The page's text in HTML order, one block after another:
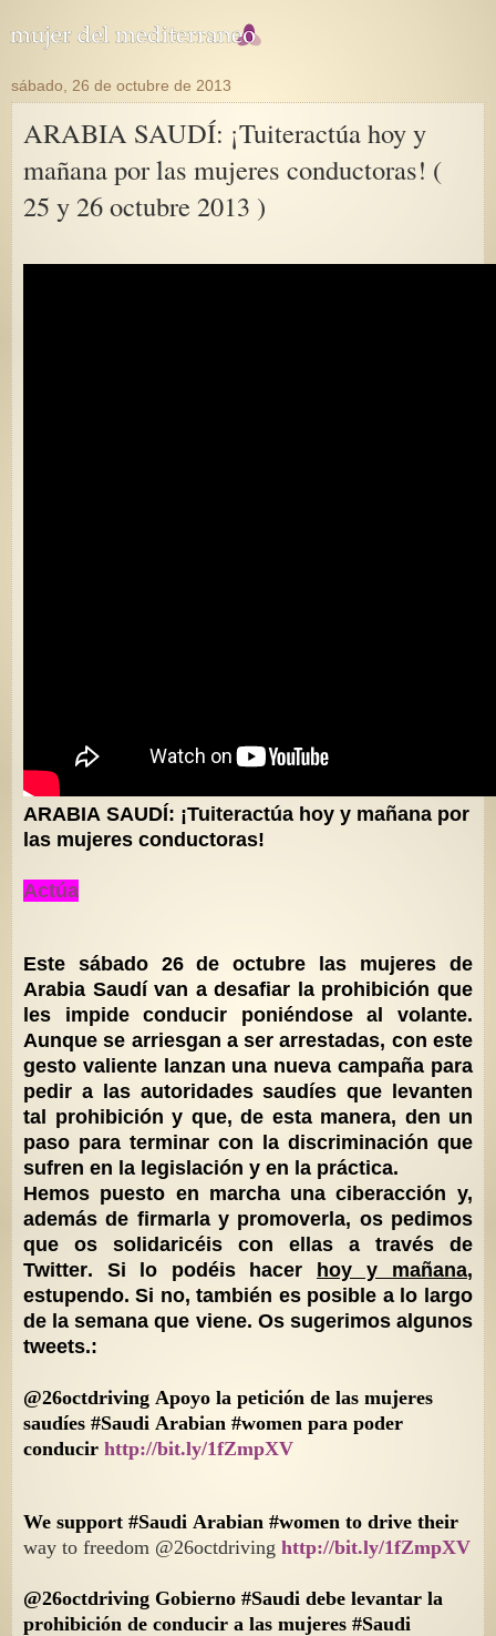
sábado, 26 de octubre de 2013
ARABIA SAUDÍ: ¡Tuiteractúa hoy y
mañana por las mujeres conductoras! (
25 y 26 octubre 2013 )
ARABIA SAUDÍ: ¡Tuiteractúa hoy y mañana por
las mujeres conductoras!
Actúa
Este sábado 26 de octubre las mujeres de
Arabia Saudí van a desafiar la prohibición que
les impide conducir poniéndose al volante.
Aunque se arriesgan a ser arrestadas, con este
gesto valiente lanzan una nueva campaña para
pedir a las autoridades saudíes que levanten
tal prohibición y que, de esta manera, den un
paso para terminar con la discriminación que
sufren en la legislación y en la práctica.
Hemos puesto en marcha una ciberacción y,
además de firmarla y promoverla, os pedimos
que os solidaricéis con ellas a través de
Twitter. Si lo podéis hacer hoy y mañana,
estupendo. Si no, también es posible a lo largo
de la semana que viene. Os sugerimos algunos
tweets.:
@26octdriving Apoyo la petición de las mujeres
saudíes #Saudi Arabian #women para poder
conducir http://bit.ly/1fZmpXV
We support #Saudi Arabian #women to drive their
way to freedom @26octdriving http://bit.ly/1fZmpXV
@26octdriving Gobierno #Saudi debe levantar la
prohibición de conducir a las mujeres #Saudi